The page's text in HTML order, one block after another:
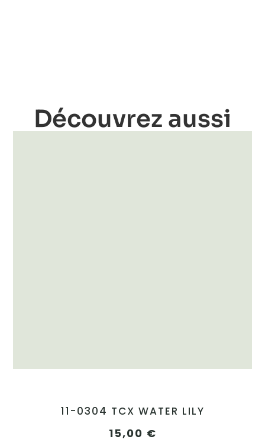
Découvrez aussi
11-0304 TCX WATER LILY
15,00 €